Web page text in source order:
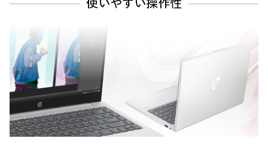
使いやすい操作性